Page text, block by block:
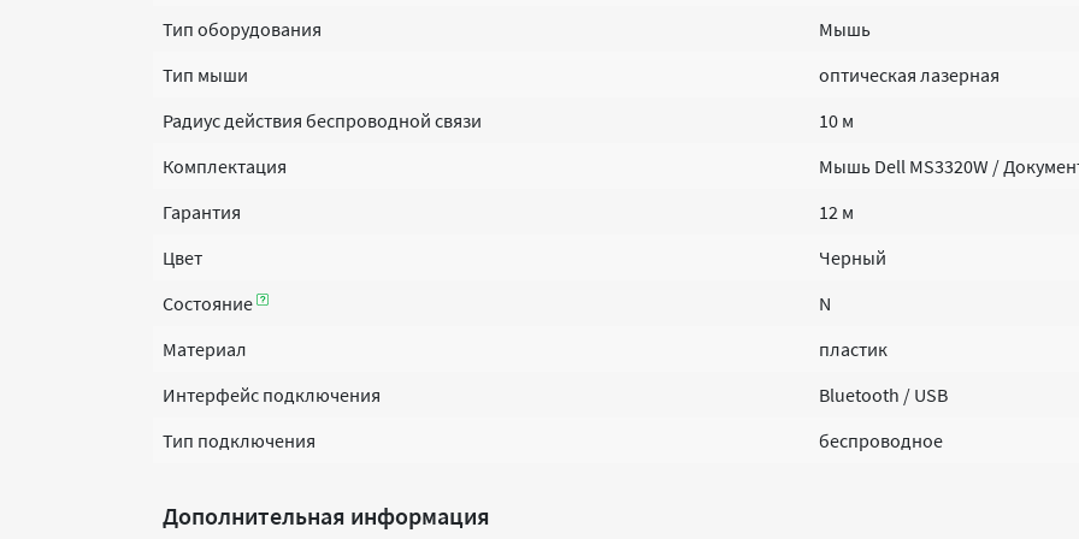
Тип оборудования
Мышь
Тип мыши
оптическая лазерная
Радиус действия беспроводной связи
10 м
Комплектация
Мышь Dell MS3320W /
Гарантия
12 м
Цвет
Черный
Состояние
N
Материал
пластик
Интерфейс подключения
Bluetooth / USB
Тип подключения
беспроводное
Дополнительная информация